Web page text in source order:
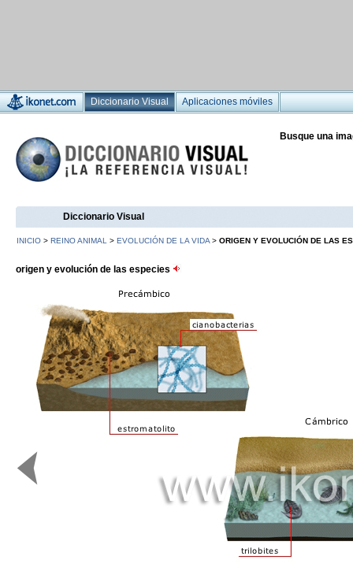
Diccionario Visual Aplicaciones móviles
Busque una
Diccionario Visual
INICIO > REINO ANIMAL > EVOLUCIÓN DE LA VIDA > ORIGEN Y EVOLUCIÓN DE LAS
origen y evolución de las especies